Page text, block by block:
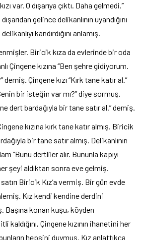
var. O dışarıya çıktı. Daha gelmedi.”
gelince delikanlının uyandığını
kandırdığını anlamış.
Biricik kıza da evlerinde bir oda
Çingene kızına “Ben şehre gidiyorum.
Çingene kızı “Kırk tane katır al.”
bir isteğin var mı?” diye sormuş.
dert bardağıyla bir tane satır al.” demiş.
kızına kırk tane katır almış. Biricik
bir tane satır almış. Delikanlının
“Bunu dertliler alır. Bununla kapıyı
şeyi aldıktan sonra eve gelmiş.
Biricik Kız’a vermiş. Bir gün evde
Kız kendi kendine derdini
Başına konan kuşu, köyden
Çingene kızının ihanetini her
hepsini duymuş. Kız anlattıkça